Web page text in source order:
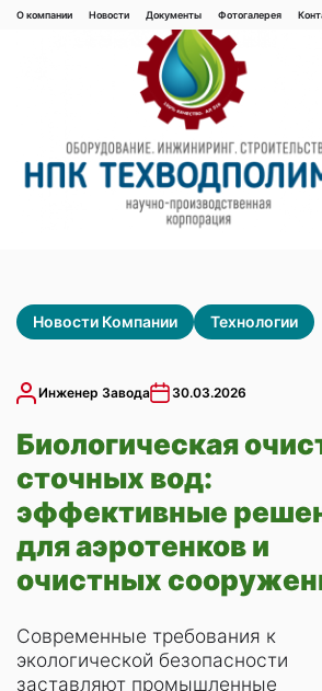
Перейти
Новости Компании Технологии
Инженер Завода 30.03.2026
Биологическая
сточных вод:
эффективные
для аэротенков и
очистных
Современные требования к
экологической безопасности
заставляют промышленные
О компании Новости Документы Фотогалерея